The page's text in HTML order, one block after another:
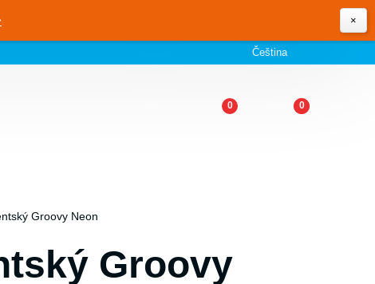
×
Čeština
0 0
Groovy Neon
Groovy